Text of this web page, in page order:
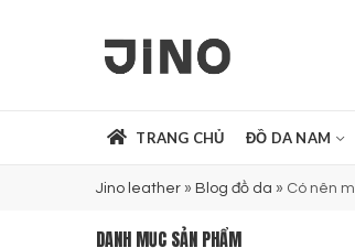
TRANG CHỦ ĐỒ DA NAM
Jino leather » Blog đồ da » Có nên
DANH MỤC SẢN PHẨM